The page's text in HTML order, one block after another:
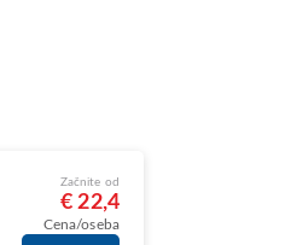
Začnite od
€ 22,4
Cena/oseba